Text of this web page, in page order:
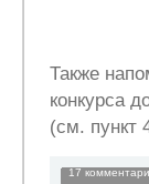
Также
конкурса
(см. пункт
17